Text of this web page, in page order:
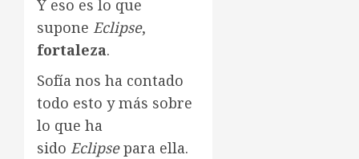
Y eso es lo que
supone Eclipse,
fortaleza.
Sofía nos ha contado
todo esto y más sobre
lo que ha
sido Eclipsepara ella.